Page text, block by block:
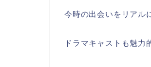
今時の出会いをリアル
ドラマキャストも魅力